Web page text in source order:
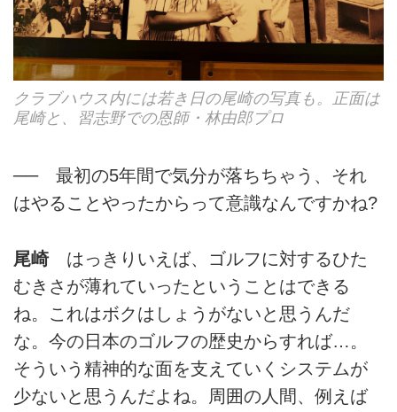
クラブハウス内には若き日の尾崎の写真も。正面は
尾崎と、習志野での恩師・林由郎プロ
── 最初の5年間で気分が落ちちゃう、それ
はやることやったからって意識なんですかね?
尾崎はっきりいえば、ゴルフに対するひた
むきさが薄れていったということはできる
ね。これはボクはしょうがないと思うんだ
な。今の日本のゴルフの歴史からすれば…。
そういう精神的な面を支えていくシステムが
少ないと思うんだよね。周囲の人間、例えば